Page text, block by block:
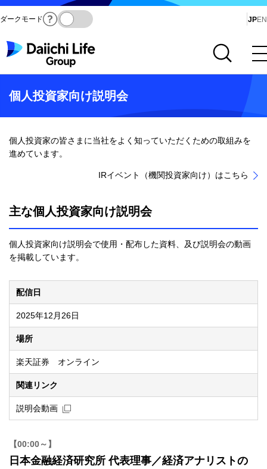
ダークモード JPEN
サイト内検索を開く
メインメニューを開く
個人投資家向け説明会
個人投資家の皆さまに当社をよく知っていただくための取組みを
進めています。
IRイベント（機関投資家向け）はこちら
主な個人投資家向け説明会
個人投資家向け説明会で使用・配布した資料、及び説明会の動画
を掲載しています。
配信日
2025年12月26日
場所
楽天証券 オンライン
関連リンク
説明会動画新規ウィンドウを開きます
【00:00～】
日本金融経済研究所 代表理事／経済アナリストの